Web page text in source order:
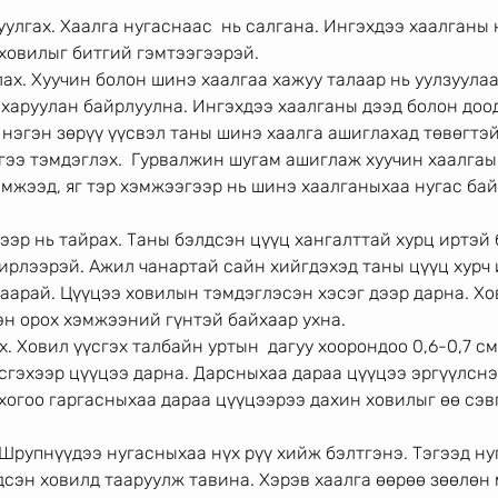
Хаалга нугаснаас  нь салгана. Ингэхдээ
битгий гэмтээгээрэй.
Хуучин болон шинэ хаалгаа хажуу талаар нь
байрлуулна. Ингэхдээ хаалганы дээд болон
зөрүү үүсвэл таны шинэ хаалга ашиглахад
тэмдэглэх.  Гурвалжин шугам ашиглаж хуучин
яг тэр хэмжээгээр нь шинэ хаалганыхаа нугас
нь тайрах. Таны бэлдсэн цүүц хангалттай хурц иртэй
Ажил чанартай сайн хийгдэхэд таны цүүц
Цүүцээ ховилын тэмдэглэсэн хэсэг дээр дарна.
орох хэмжээний гүнтэй байхаар ухна.
Ховил үүсгэх талбайн уртын  дагуу хоорондоо 0,6-0,7
цүүцээ дарна. Дарсныхаа дараа цүүцээ
гаргасныхаа дараа цүүцээрээ дахин ховилыг өө
нугасныхаа нүх рүү хийж бэлтгэнэ. Тэгээд
ховилд тааруулж тавина. Хэрэв хаалга өөрөө